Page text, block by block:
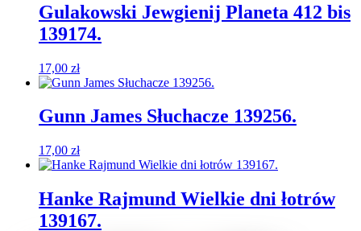
Gulakowski Jewgienij Planeta 412 bis
139174.
17,00 zł
Gunn James Słuchacze 139256.
17,00 zł
Hanke Rajmund Wielkie dni łotrów
139167.